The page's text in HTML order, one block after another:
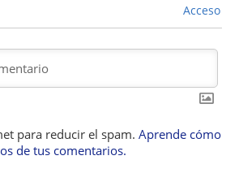
Acceso
para reducir el spam. Aprende cómo
de tus comentarios.